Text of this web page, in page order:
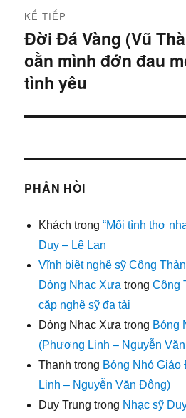
KẾ TIẾP
Bài
tiếp:
Đời Đá Vàng (Vũ
oằn mình đớn đau
tình yêu
PHẢN HỒI
Khách trong“Mối tình thơ
Duy – Lệ Lan
Vĩnh biệt nghệ sỹ Công
Dòng Nhạc Xưa trongCông
cặp nghệ sỹ đa tài
Dòng Nhạc Xưa trong Bóng
(Phượng Linh – Nguyễn
Thanh trong Bóng Nhỏ
Linh – Nguyễn Văn Đông)
Duy Trung trong Nhạc sỹ